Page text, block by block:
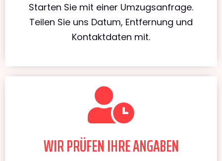
Starten Sie mit einer Umzugsanfrage.
Teilen Sie uns Datum, Entfernung und
Kontaktdaten mit.
WIR PRÜFEN IHRE ANGABEN